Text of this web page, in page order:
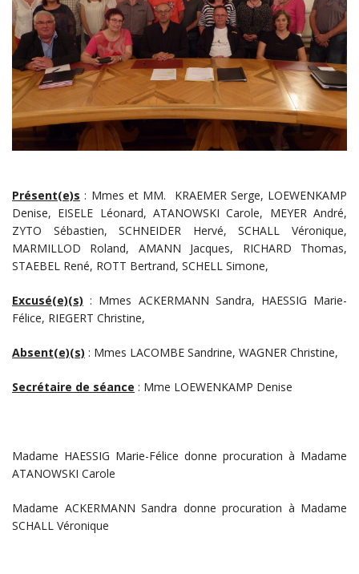
Présent(e)s : Mmes et MM. KRAEMER Serge, LOEWENKAMP
Denise, EISELE Léonard, ATANOWSKI Carole, MEYER André,
ZYTO Sébastien, SCHNEIDER Hervé, SCHALL Véronique,
MARMILLOD Roland, AMANN Jacques, RICHARD Thomas,
STAEBEL René, ROTT Bertrand, SCHELL Simone,
Excusé(e)(s) : Mmes ACKERMANN Sandra, HAESSIG Marie-
Félice, RIEGERT Christine,
Absent(e)(s) : Mmes LACOMBE Sandrine, WAGNER Christine,
Secrétaire de séance : Mme LOEWENKAMP Denise
Madame HAESSIG Marie-Félice donne procuration à Madame
ATANOWSKI Carole
Madame ACKERMANN Sandra donne procuration à Madame
SCHALL Véronique